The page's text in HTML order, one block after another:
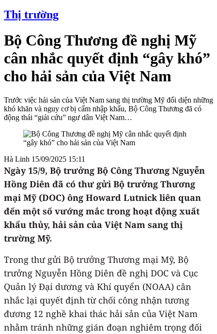
Thị trường
Bộ Công Thương đề nghị Mỹ
cân nhắc quyết định “gây khó”
cho hải sản của Việt Nam
Trước việc hải sản của Việt Nam sang thị trường Mỹ đối diện những
khó khăn và nguy cơ bị cấm nhập khẩu, Bộ Công Thương đã có
động thái “giải cứu” ngư dân Việt Nam…
Hà Linh 15/09/2025 15:11
Ngày 15/9, Bộ trưởng Bộ Công Thương Nguyễn
Hồng Diên đã có thư gửi Bộ trưởng Thương
mại Mỹ (DOC) ông Howard Lutnick liên quan
đến một số vướng mắc trong hoạt động xuất
khẩu thủy, hải sản của Việt Nam sang thị
trường Mỹ.
Trong thư gửi Bộ trưởng Thương mại Mỹ, Bộ
trưởng Nguyễn Hồng Diên đề nghị DOC và Cục
Quản lý Đại dương và Khí quyển (NOAA) cân
nhắc lại quyết định từ chối công nhận tương
đương 12 nghề khai thác hải sản của Việt Nam
nhằm tránh những gián đoạn nghiêm trọng đối